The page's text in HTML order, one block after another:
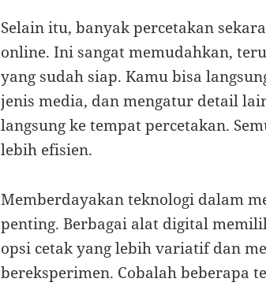
Selain itu, banyak percetakan
online. Ini sangat memudahkan,
yang sudah siap. Kamu bisa
jenis media, dan mengatur detail
langsung ke tempat percetakan.
lebih efisien.
Memberdayakan teknologi dalam
penting. Berbagai alat digital
opsi cetak yang lebih variatif dan
bereksperimen. Cobalah beberapa